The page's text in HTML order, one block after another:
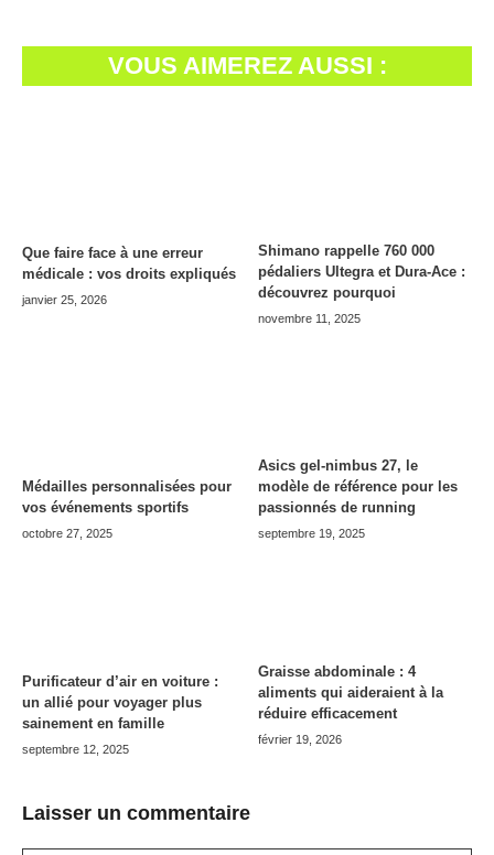
VOUS AIMEREZ AUSSI :
Que faire face à une erreur
médicale : vos droits expliqués
janvier 25, 2026
Shimano rappelle 760 000
pédaliers Ultegra et Dura-Ace :
découvrez pourquoi
novembre 11, 2025
Médailles personnalisées pour
vos événements sportifs
octobre 27, 2025
Asics gel-nimbus 27, le
modèle de référence pour les
passionnés de running
septembre 19, 2025
Purificateur d’air en voiture :
un allié pour voyager plus
sainement en famille
septembre 12, 2025
Graisse abdominale : 4
aliments qui aideraient à la
réduire efficacement
février 19, 2026
Laisser un commentaire